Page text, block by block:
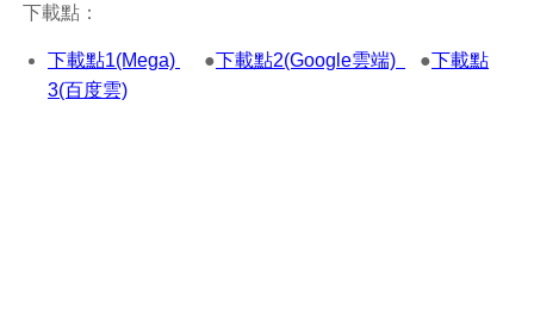
下載點：
下載點1(Mega) ●下載點2(Google雲端) ●下載點
3(百度雲)